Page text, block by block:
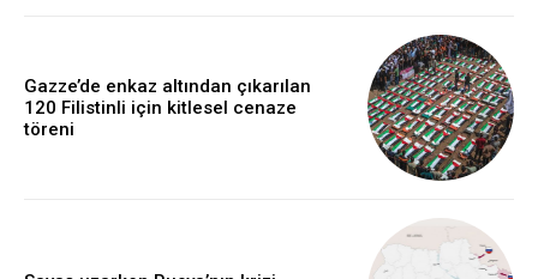
Gazze’de enkaz altından çıkarılan
120 Filistinli için kitlesel cenaze
töreni